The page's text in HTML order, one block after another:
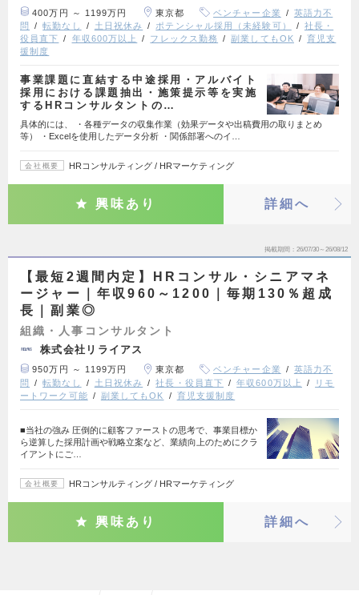
400万円 ～ 1199万円 東京都 ベンチャー企業
英語力不
問
転勤なし 土日祝休み ポテンシャル採用（未経験可）
社長・
役員直下
年収600万以上 フレックス勤務 副業してもOK
育児支
援制度
事業課題に直結する中途採用・アルバイト
採用における課題抽出・施策提示等を実施
するHRコンサルタントの…
具体的には、 ・各種データの収集作業（効果データや出稿費用の取りまとめ
等） ・Excelを使用したデータ分析 ・関係部署へのイ…
会社概要 HRコンサルティング / HRマーケティング
興味あり 詳細へ
掲載期間 26/07/30～26/08/12
【最短2週間内定】HRコンサル・シニアマネ
ージャー｜年収960～1200｜毎期130％超成
長｜副業◎
組織・人事コンサルタント
株式会社リライアス
950万円 ～ 1199万円 東京都 ベンチャー企業
英語力不
問
転勤なし 土日祝休み 社長・役員直下 年収600万以上
リモ
ートワーク可能
副業してもOK 育児支援制度
■当社の強み 圧倒的に顧客ファーストの思考で、事業目標か
ら逆算した採用計画や戦略立案など、業績向上のためにクラ
イアントにご…
会社概要 HRコンサルティング / HRマーケティング
興味あり 詳細へ